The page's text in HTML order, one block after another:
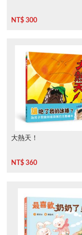
NT$ 300
大熱天！
NT$ 360